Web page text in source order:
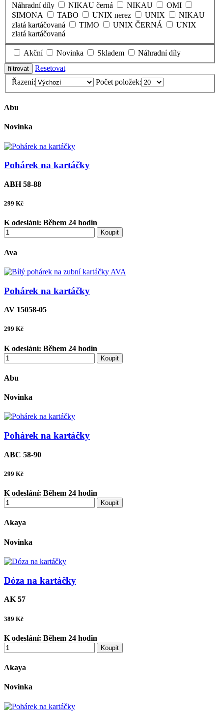
Náhradní díly
NIKAU černá NIKAU
OMI
SIMONA
TABO UNIX nerez UNIX
NIKAU
zlatá kartáčovaná
TIMO UNIX ČERNÁ
UNIX
zlatá kartáčovaná
Akční Novinka Skladem
Náhradní díly
Resetovat
Řazení:
Počet položek:
Abu
Novinka
Pohárek na kartáčky
ABH 58-88
299 Kč
K odeslání: Během 24 hodin
Koupit
Ava
Pohárek na kartáčky
AV 15058-05
299 Kč
K odeslání: Během 24 hodin
Koupit
Abu
Novinka
Pohárek na kartáčky
ABC 58-90
299 Kč
K odeslání: Během 24 hodin
Koupit
Akaya
Novinka
Dóza na kartáčky
AK 57
389 Kč
K odeslání: Během 24 hodin
Koupit
Akaya
Novinka